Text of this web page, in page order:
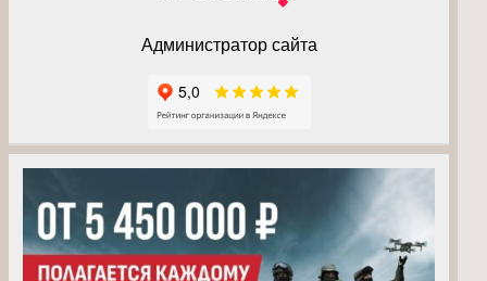
Администратор сайта